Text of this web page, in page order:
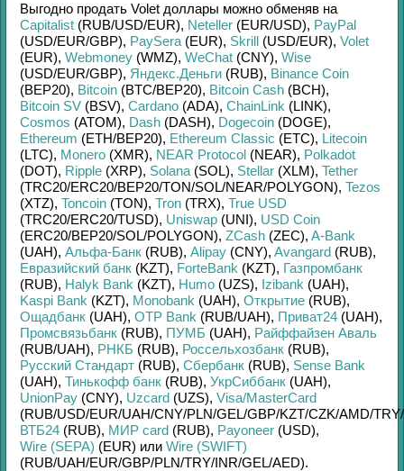
Выгодно продать Volet доллары можно обменяв на
Capitalist (RUB/USD/EUR), Neteller (EUR/USD), PayPal
(USD/EUR/GBP), PaySera (EUR), Skrill (USD/EUR), Volet
(EUR), Webmoney (WMZ), WeChat (CNY), Wise
(USD/EUR/GBP), Яндекс.Деньги (RUB), Binance Coin
(BEP20), Bitcoin (BTC/BEP20), Bitcoin Cash (BCH),
Bitcoin SV (BSV), Cardano (ADA), ChainLink (LINK),
Cosmos (ATOM), Dash (DASH), Dogecoin (DOGE),
Ethereum (ETH/BEP20), Ethereum Classic (ETC), Litecoin
(LTC), Monero (XMR), NEAR Protocol (NEAR), Polkadot
(DOT), Ripple (XRP), Solana (SOL), Stellar (XLM), Tether
(TRC20/ERC20/BEP20/TON/SOL/NEAR/POLYGON), Tezos
(XTZ), Toncoin (TON), Tron (TRX), True USD
(TRC20/ERC20/TUSD), Uniswap (UNI), USD Coin
(ERC20/BEP20/SOL/POLYGON), ZCash (ZEC), A-Bank
(UAH), Альфа-Банк (RUB), Alipay (CNY), Avangard (RUB),
Евразийский банк (KZT), ForteBank (KZT), Газпромбанк
(RUB), Halyk Bank (KZT), Humo (UZS), Izibank (UAH),
Kaspi Bank (KZT), Monobank (UAH), Открытие (RUB),
Ощадбанк (UAH), OTP Bank (RUB/UAH), Приват24 (UAH),
Промсвязьбанк (RUB), ПУМБ (UAH), Райффайзен Аваль
(RUB/UAH), РНКБ (RUB), Россельхозбанк (RUB),
Русский Стандарт (RUB), Сбербанк (RUB), Sense Bank
(UAH), Тинькофф банк (RUB), УкрСиббанк (UAH),
UnionPay (CNY), Uzcard (UZS), Visa/MasterCard
(RUB/USD/EUR/UAH/CNY/PLN/GEL/GBP/KZT/CZK/AMD/TRY/
ВТБ24 (RUB), МИР card (RUB), Payoneer (USD),
Wire (SEPA) (EUR) или Wire (SWIFT)
(RUB/UAH/EUR/GBP/PLN/TRY/INR/GEL/AED).